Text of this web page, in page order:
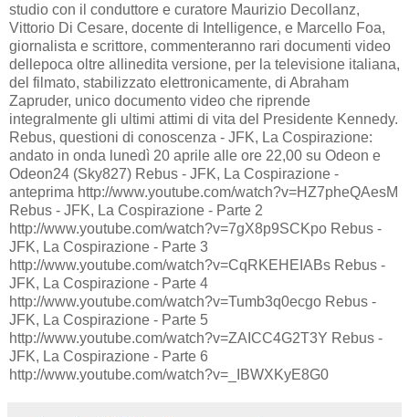
studio con il conduttore e curatore Maurizio Decollanz,
Vittorio Di Cesare, docente di Intelligence, e Marcello Foa,
giornalista e scrittore, commenteranno rari documenti video
dellepoca oltre allinedita versione, per la televisione italiana,
del filmato, stabilizzato elettronicamente, di Abraham
Zapruder, unico documento video che riprende
integralmente gli ultimi attimi di vita del Presidente Kennedy.
Rebus, questioni di conoscenza - JFK, La Cospirazione:
andato in onda lunedì 20 aprile alle ore 22,00 su Odeon e
Odeon24 (Sky827) Rebus - JFK, La Cospirazione -
anteprima http://www.youtube.com/watch?v=HZ7pheQAesM
Rebus - JFK, La Cospirazione - Parte 2
http://www.youtube.com/watch?v=7gX8p9SCKpo Rebus -
JFK, La Cospirazione - Parte 3
http://www.youtube.com/watch?v=CqRKEHEIABs Rebus -
JFK, La Cospirazione - Parte 4
http://www.youtube.com/watch?v=Tumb3q0ecgo Rebus -
JFK, La Cospirazione - Parte 5
http://www.youtube.com/watch?v=ZAICC4G2T3Y Rebus -
JFK, La Cospirazione - Parte 6
http://www.youtube.com/watch?v=_IBWXKyE8G0